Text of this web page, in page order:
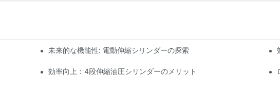
未来的な機能性: 電動伸縮シリンダーの探索
効率向上：4段伸縮油圧シリンダーのメリット